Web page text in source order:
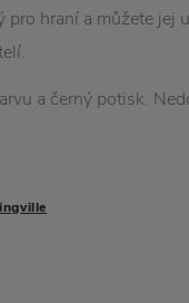
pro hraní a můžete jej
a černý potisk.